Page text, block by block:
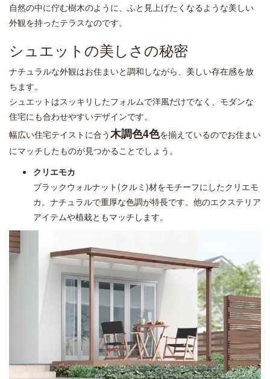
自然の中に佇む樹木のように、ふと見上げたくなるような美しい
外観を持ったテラスなのです。
シュエットの美しさの秘密
ナチュラルな外観はお住まいと調和しながら、美しい存在感を放
ちます。
シュエットはスッキリしたフォルムで洋風だけでなく、モダンな
住宅にも合わせやすいデザインです。
幅広い住宅テイストに合う木調色4色を揃えているのでお住まい
にマッチしたものが見つかることでしょう。
クリエモカ
ブラックウォルナット(クルミ)材をモチーフにしたクリエモ
カ。ナチュラルで重厚な色調が特長です。他のエクステリア
アイテムや植栽ともマッチします。